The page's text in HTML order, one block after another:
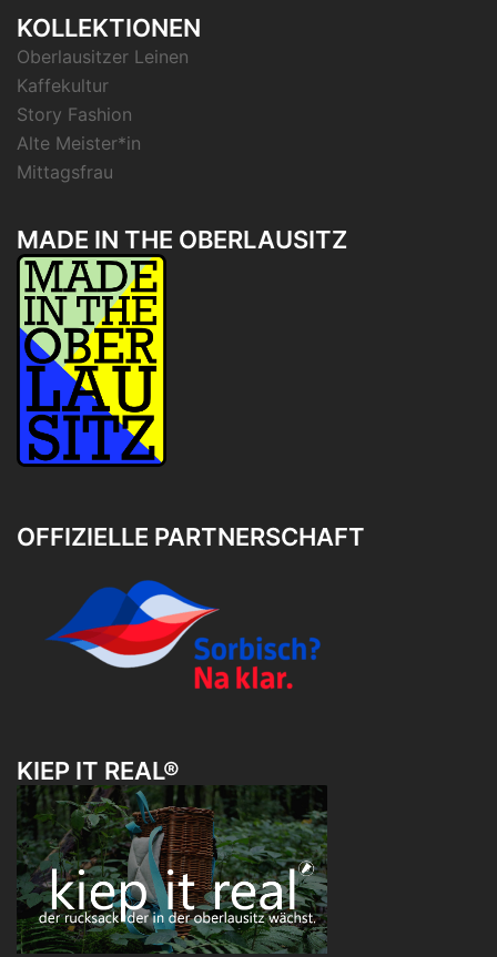
KOLLEKTIONEN
Oberlausitzer Leinen
Kaffekultur
Story Fashion
Alte Meister*in
Mittagsfrau
MADE IN THE OBERLAUSITZ
OFFIZIELLE PARTNERSCHAFT
KIEP IT REAL®